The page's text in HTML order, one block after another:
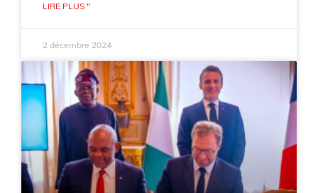
LIRE PLUS "
2 décembre 2024